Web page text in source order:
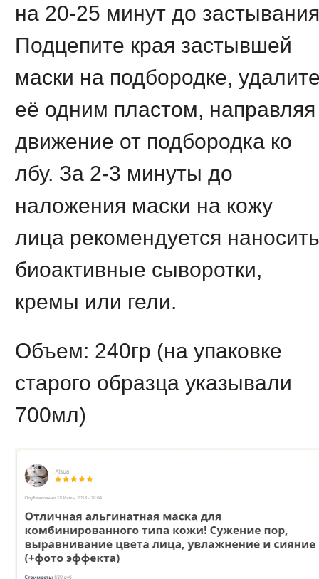
на 20-25 минут до
Подцепите края застывшей
маски на подбородке,
её одним пластом, направляя
движение от подбородка ко
лбу. За 2-3 минуты до
наложения маски на кожу
лица рекомендуется наносить
биоактивные сыворотки,
кремы или гели.
Объем: 240гр (на упаковке
старого образца указывали
700мл)